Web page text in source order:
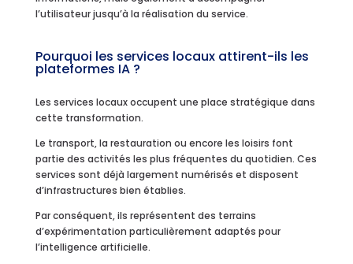
l’utilisateur jusqu’à la réalisation du service.
Pourquoi les services locaux attirent-ils les
plateformes IA ?
Les services locaux occupent une place stratégique dans
cette transformation.
Le transport, la restauration ou encore les loisirs font
partie des activités les plus fréquentes du quotidien. Ces
services sont déjà largement numérisés et disposent
d’infrastructures bien établies.
Par conséquent, ils représentent des terrains
d’expérimentation particulièrement adaptés pour
l’intelligence artificielle.